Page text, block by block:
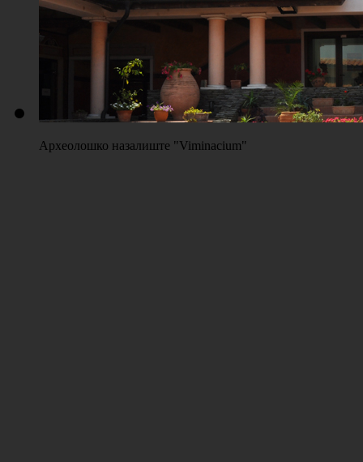
Археолошко назалиште "Viminacium"